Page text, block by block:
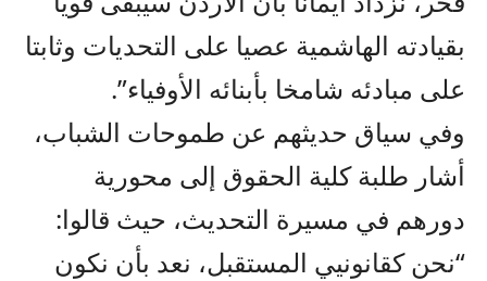
بقيادته الهاشمية عصيا على التحديات وثابتا
على مبادئه شامخا بأبنائه الأوفياء”.
وفي سياق حديثهم عن طموحات الشباب،
أشار طلبة كلية الحقوق إلى محورية
دورهم في مسيرة التحديث، حيث قالوا:
“نحن كقانونيي المستقبل، نعد بأن نكون